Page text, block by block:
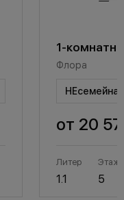
1-
Флора
от 20
Литер
1.1
Этаж
5